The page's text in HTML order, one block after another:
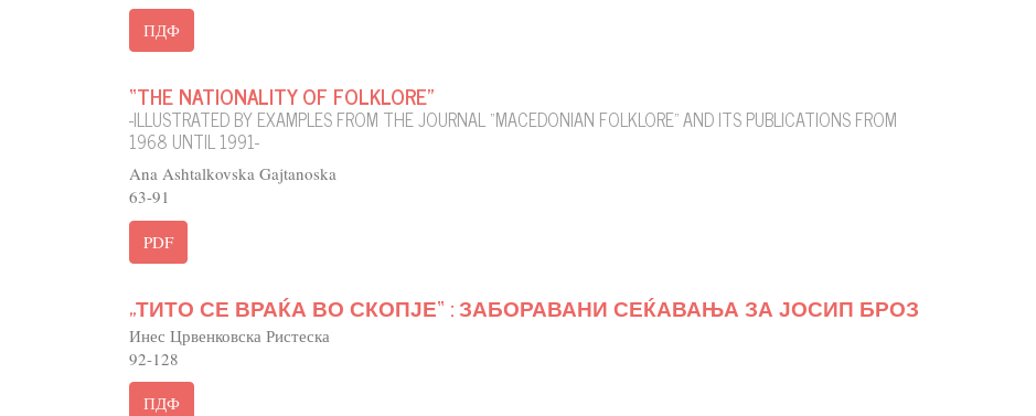
ПДФ
“THE NATIONALITY OF FOLKLORE”
-ILLUSTRATED BY EXAMPLES FROM THE JOURNAL “MACEDONIAN FOLKLORE” AND ITS PUBLICATIONS FROM
1968 UNTIL 1991-
Ana Ashtalkovska Gajtanoska
63-91
PDF
„ТИТО СЕ ВРАЌА ВО СКОПЈЕ“ : ЗАБОРАВАНИ СЕЌАВАЊА ЗА ЈОСИП БРОЗ
Инес Црвенковска Ристеска
92-128
ПДФ